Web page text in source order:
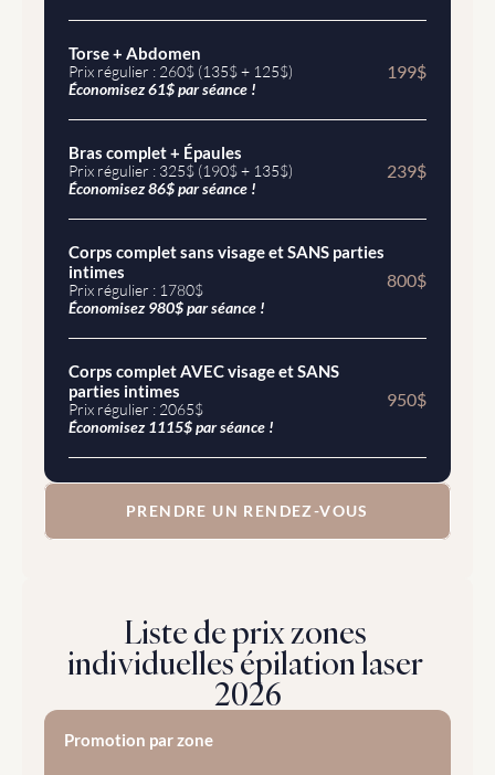
Torse + Abdomen
Prix régulier : 260$ (135$ + 125$)
Économisez 61$ par séance !
199$
Bras complet + Épaules
Prix régulier : 325$ (190$ + 135$)
Économisez 86$ par séance !
239$
Corps complet sans visage et SANS parties
intimes
Prix régulier : 1780$
Économisez 980$ par séance !
800$
Corps complet AVEC visage et SANS
parties intimes
Prix régulier : 2065$
Économisez 1115$ par séance !
950$
PRENDRE UN RENDEZ-VOUS
Liste de prix zones
individuelles épilation laser
2026
Promotion par zone